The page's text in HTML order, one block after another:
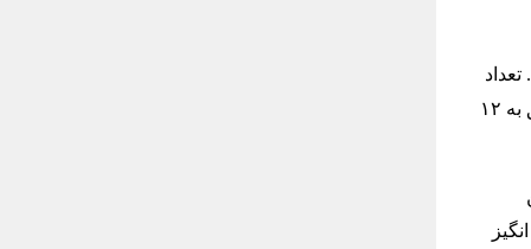
زیادی اشکال حیوانات وحشی و مجسمه های انسان در اندازه های تقریبی ۶۵ سانتیمتر متعلق به ۱۲